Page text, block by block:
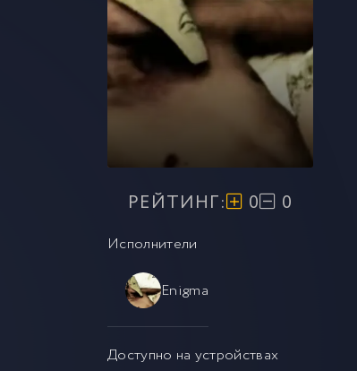
РЕЙТИНГ: 0 0
Исполнители
Enigma
Доступно на устройствах